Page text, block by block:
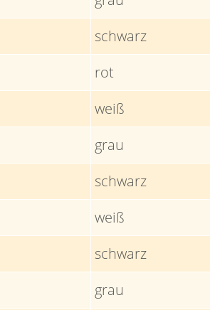
schwarz
rot
weiß
grau
schwarz
weiß
schwarz
grau